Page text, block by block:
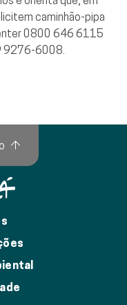
caminhão-pipa
0800 646 6115
9276-6008.
↑